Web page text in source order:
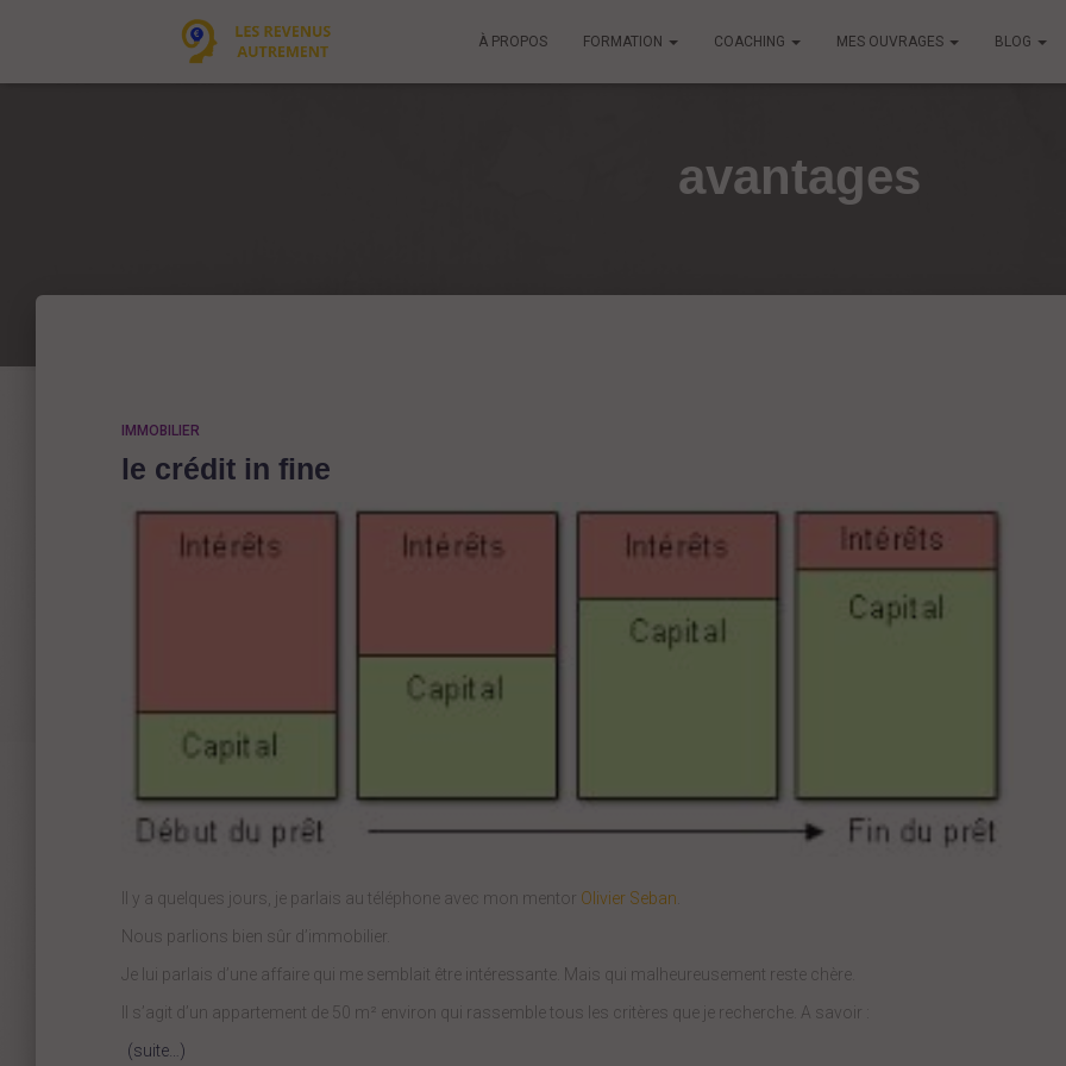
À PROPOS FORMATION COACHING MES OUVRAGES BLOG
avantages
IMMOBILIER
le crédit in fine
Il y a quelques jours, je parlais au téléphone avec mon mentor Olivier Seban
Nous parlions bien sûr d’immobilier.
Je lui parlais d’une affaire qui me semblait être intéressante. Mais qui malheureusement reste chère.
Il s’agit d’un appartement de 50 m² environ qui rassemble tous les critères que je recherche. A savoir :
(suite…)